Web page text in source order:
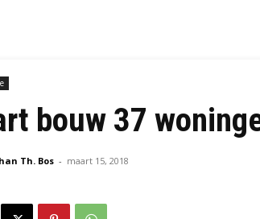
bouw 37
Th. Bos - maart 15, 2018